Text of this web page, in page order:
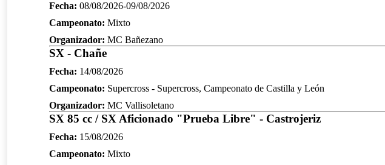
Fecha: 08/08/2026-09/08/2026
Campeonato: Mixto
Organizador: MC Bañezano
SX - Chañe
Fecha: 14/08/2026
Campeonato: Supercross - Supercross, Campeonato de Castilla y León
Organizador: MC Vallisoletano
SX 85 cc / SX Aficionado "Prueba Libre" - Castrojeriz
Fecha: 15/08/2026
Campeonato: Mixto